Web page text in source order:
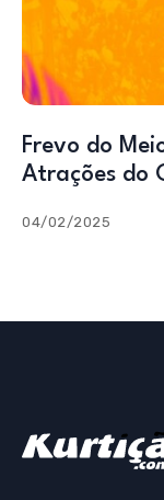
Frevo do
Atrações do
04/02/2025